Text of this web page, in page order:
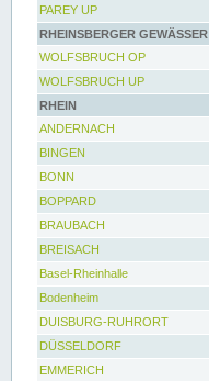
PAREY UP
RHEINSBERGER GEWÄSSER
WOLFSBRUCH OP
WOLFSBRUCH UP
RHEIN
ANDERNACH
BINGEN
BONN
BOPPARD
BRAUBACH
BREISACH
Basel-Rheinhalle
Bodenheim
DUISBURG-RUHRORT
DÜSSELDORF
EMMERICH